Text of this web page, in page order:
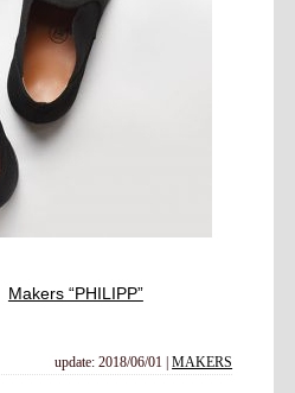
Makers “PHILIPP”
update: 2018/06/01 |MAKERS